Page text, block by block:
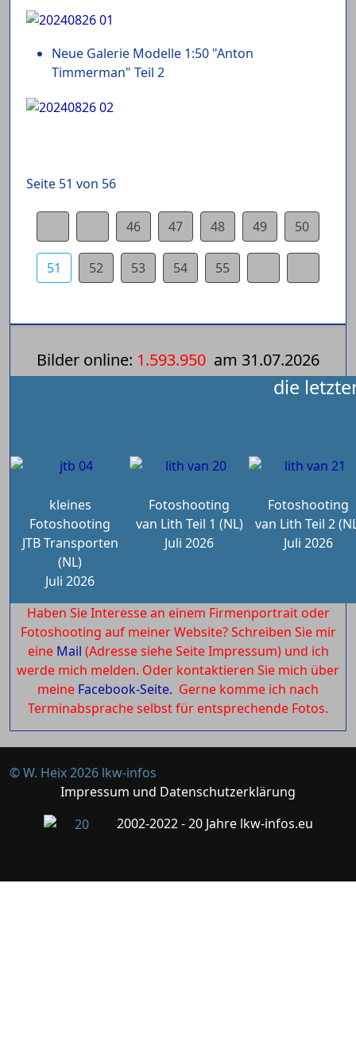
Neue Galerie Modelle 1:50 "Anton
Timmerman" Teil 2
Seite 51 von 56
46 47 48 49 50
51 52 53 54 55
Bilder online: 1.593.950 am 31.07.2026
die
kleines
Fotoshooting
JTB Transporten
(NL)
Juli 2026
Fotoshooting
van Lith Teil 1 (NL)
Juli 2026
Fotoshooting
van Lith Teil 2
Juli 2026
Haben Sie Interesse an einem Firmenportrait oder
Fotoshooting auf meiner Website? Schreiben Sie mir
eine Mail (Adresse siehe Seite Impressum) und ich
werde mich melden. Oder kontaktieren Sie mich über
meine Facebook-Seite. Gerne komme ich nach
Terminabsprache selbst für entsprechende Fotos.
© W. Heix 2026 lkw-infos
Impressum und Datenschutzerklärung
2002-2022 - 20 Jahre lkw-infos.eu